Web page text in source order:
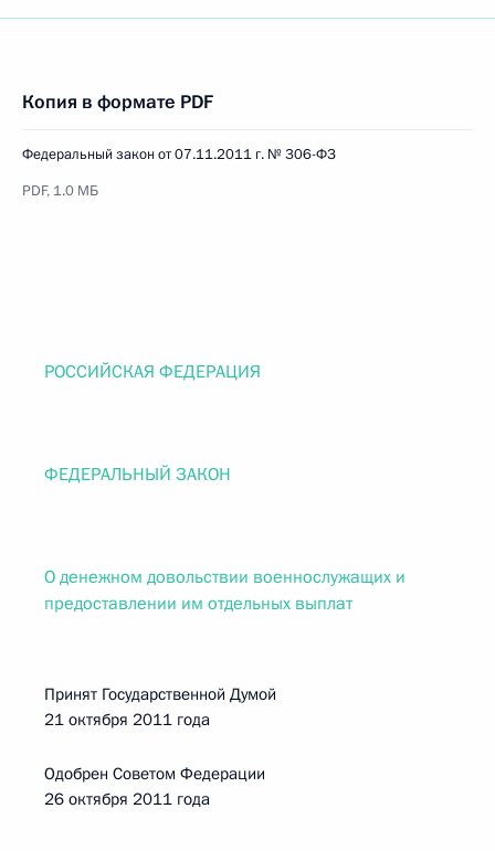
Копия в формате PDF
Федеральный закон от 07.11.2011 г. № 306-ФЗ
PDF, 1.0 МБ
РОССИЙСКАЯ ФЕДЕРАЦИЯ
ФЕДЕРАЛЬНЫЙ ЗАКОН
О денежном довольствии военнослужащих и
предоставлении им отдельных выплат
Принят Государственной Думой
21 октября 2011 года
Одобрен Советом Федерации
26 октября 2011 года